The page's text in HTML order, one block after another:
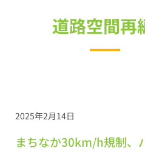
道路空間再
2025年2月14日
まちなか30km/h規制、